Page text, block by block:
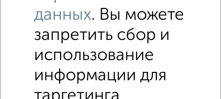
Комната в 4-к квартире, 29м², 3/5 этаж
120 700
мкр. Центральный, Ленина 1
данных. Вы можете
запретить сбор и
использование
информации для